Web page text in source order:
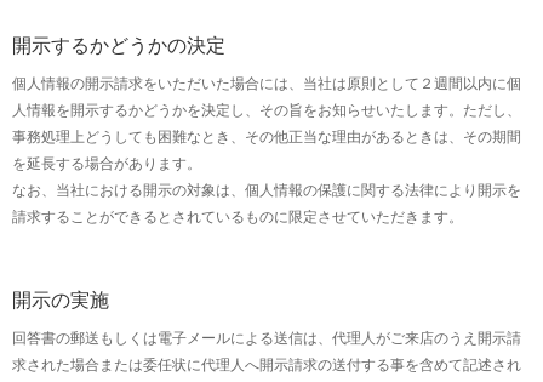
開示するかどうかの決定
個人情報の開示請求をいただいた場合には、当社は原則として２週間以内に個
人情報を開示するかどうかを決定し、その旨をお知らせいたします。ただし、
事務処理上どうしても困難なとき、その他正当な理由があるときは、その期間
を延長する場合があります。
なお、当社における開示の対象は、個人情報の保護に関する法律により開示を
請求することができるとされているものに限定させていただきます。
開示の実施
回答書の郵送もしくは電子メールによる送信は、代理人がご来店のうえ開示請
求された場合または委任状に代理人へ開示請求の送付する事を含めて記述され